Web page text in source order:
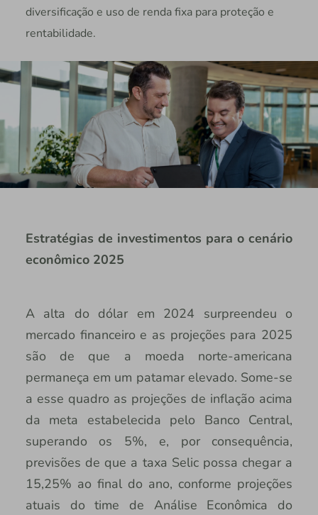
diversificação e uso de renda fixa para proteção e
rentabilidade.
Estratégias de investimentos para o cenário
econômico 2025
A alta do dólar em 2024 surpreendeu o
mercado financeiro e as projeções para 2025
são de que a moeda norte-americana
permaneça em um patamar elevado. Some-se
a esse quadro as projeções de inflação acima
da meta estabelecida pelo Banco Central,
superando os 5%, e, por consequência,
previsões de que a taxa Selic possa chegar a
15,25% ao final do ano, conforme projeções
atuais do time de Análise Econômica do